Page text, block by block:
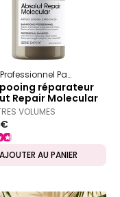
Nature Neutralisant
L’Oréal Professionnel Paris
réparateur
Repair Molecular
VOLUMES
AJOUTER AU PANIER